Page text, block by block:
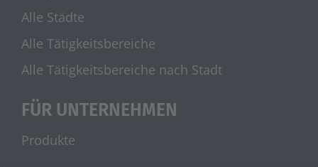
Alle Städte
Alle Tätigkeitsbereiche
Alle Tätigkeitsbereiche nach Stadt
FÜR UNTERNEHMEN
Produkte